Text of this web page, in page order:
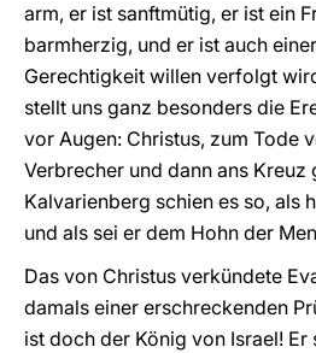
arm, er ist sanftmütig, er ist ein
barmherzig, und er ist auch
Gerechtigkeit willen verfolgt
stellt uns ganz besonders die
vor Augen: Christus, zum Tode
Verbrecher und dann ans Kreuz
Kalvarienberg schien es so, als
und als sei er dem Hohn der
Das von Christus verkündete
damals einer erschreckenden
ist doch der König von Israel! Er